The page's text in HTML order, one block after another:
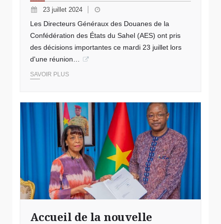
23 juillet 2024
Les Directeurs Généraux des Douanes de la
Confédération des États du Sahel (AES) ont pris
des décisions importantes ce mardi 23 juillet lors
d'une réunion…
SAVOIR PLUS
Accueil de la nouvelle